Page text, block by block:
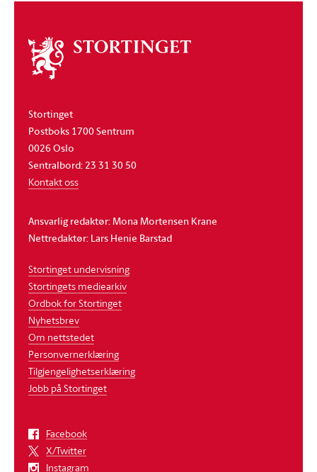
Om
stortinget
Stortinget
Postboks 1700 Sentrum
0026 Oslo
Sentralbord: 23 31 30 50
Kontakt oss
Ansvarlig redaktør: Mona Mortensen Krane
Nettredaktør: Lars Henie Barstad
Stortinget undervisning
Stortingets mediearkiv
Ordbok for Stortinget
Nyhetsbrev
Om nettstedet
Personvernerklæring
Tilgjengelighetserklæring
Jobb på Stortinget
Facebook
X/Twitter
Instagram